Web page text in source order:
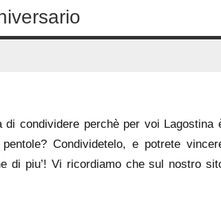
condividere perchè per voi Lagostina
Condividetelo, e potrete
di piu’! Vi ricordiamo che sul nostro